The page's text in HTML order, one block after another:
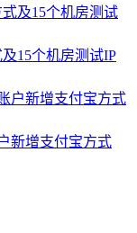
15个机房测试IP
新增支付宝方式